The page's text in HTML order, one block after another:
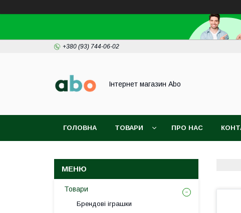
+380 (93) 744-06-02
Інтернет магазин Abo
ГОЛОВНА ТОВАРИ ПРО НАС
Товари
Брендові іграшки